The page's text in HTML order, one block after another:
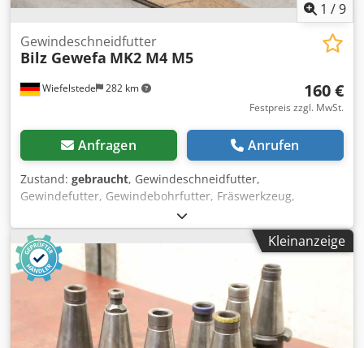
1 /9
Wiefelstede 282 km
Gewindeschneidfutter
Bilz Gewefa MK2 M4 M5
160 €
Festpreis zzgl. MwSt.
Anfragen Anrufen
Zustand: gebraucht, Gewindeschneidfutter,
Gewindefutter, Gewindebohrfutter, Fräswerkzeug,
Gewindeschneidapparat, Gewindeschneid-
Schnellwechselfutter Dcsdpfxophupuo Ab Sek -Hersteller:
Bilz/Gewefa, Gewindeschneid-Schnellwechselfutter MK2 -
Aufnahme: Typ Bilz WFLK 115 MK 2 -Typ: Gewefa
05.056.104 M4xØ4.5xØ3.4 -Typ: Bilz WES 1 BK 4,5x3,4 M 4 -
Typ: Bilz WES 1 B 3,5x2,7 M 5 -Abmessung ges.:
140/35/H120 mm -Gewicht: 0,7 kg
Kleinanzeige